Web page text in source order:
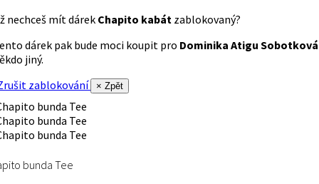
nechceš mít dárek Chapito kabát zablokovaný?
dárek pak bude moci koupit pro Dominika Atigu Sobotková
jiný.
zablokování
× Zpět
bunda Tee